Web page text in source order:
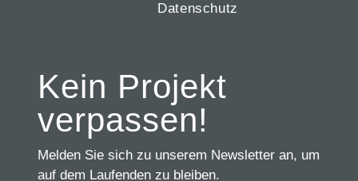
Datenschutz
Kein Projekt
verpassen!
Melden Sie sich zu unserem Newsletter an, um
auf dem Laufenden zu bleiben.